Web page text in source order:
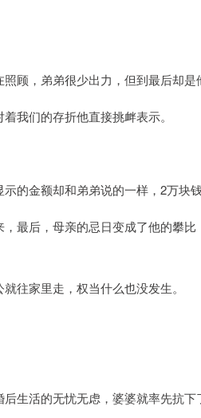
顾，弟弟很少出力，但到最后却是
我们的存折他直接挑衅表示。
的金额却和弟弟说的一样，2万块钱
最后，母亲的忌日变成了他的攀
往家里走，权当什么也没发生。
生活的无忧无虑，婆婆就率先抗下